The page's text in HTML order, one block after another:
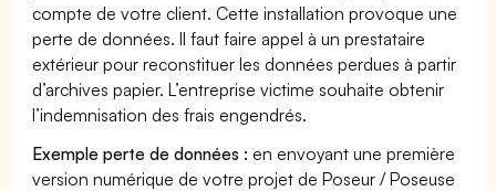
compte de votre client. Cette installation provoque une
perte de données. Il faut faire appel à un prestataire
extérieur pour reconstituer les données perdues à partir
d’archives papier. L’entreprise victime souhaite obtenir
l’indemnisation des frais engendrés.
Exemple perte de données : en envoyant une première
version numérique de votre projet de Poseur / Poseuse